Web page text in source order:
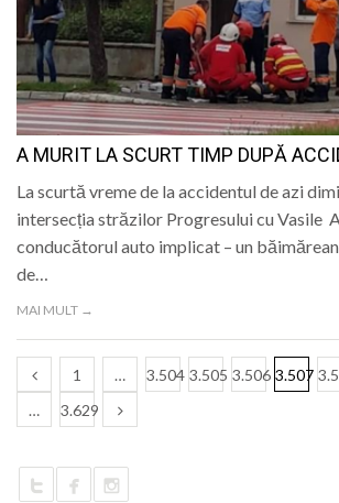
A MURIT LA SCURT TIMP DUPĂ
La scurtă vreme de la accidentul de azi
intersecția străzilor Progresului cu Vasile
conducătorul auto implicat – un
de…
MAI MULT →
1 … 3.504 3.505 3.506 3.507
…
3.629